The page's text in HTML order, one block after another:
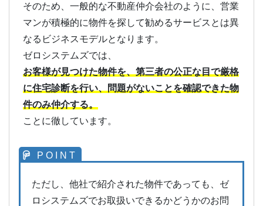
そのため、一般的な不動産仲介会社のように、営業
マンが積極的に物件を探して勧めるサービスとは異
なるビジネスモデルとなります。
ゼロシステムズでは、
お客様が見つけた物件を、第三者の公正な目で厳格
に住宅診断を行い、問題がないことを確認できた物
件のみ仲介する。
ことに徹しています。
ただし、他社で紹介された物件であっても、ゼ
ロシステムズでお取扱いできるかどうかのお問